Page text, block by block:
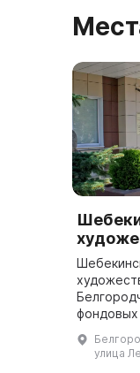
фондовых
улица